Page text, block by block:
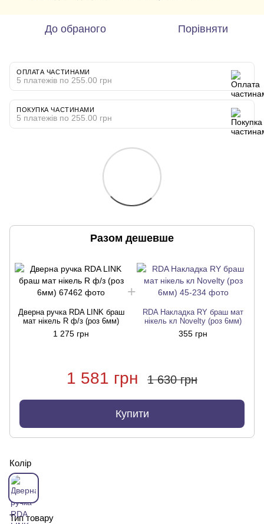
До обраного Порівняти
ОПЛАТА ЧАСТИНАМИ
5 платежів по 255.00 грн
ПОКУПКА ЧАСТИНАМИ
5 платежів по 255.00 грн
Разом дешевше
Дверна ручка RDA LINK браш
мат нікель R ф/з (роз 6мм)
1 275 грн
RDA Накладка RY браш мат
нікель кл Novelty (роз 6мм)
355 грн
1 581 грн 1 630 грн
Купити
Колір
Тип товару